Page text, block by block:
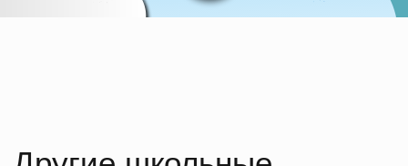
времени. Школьная поездка здесь будет
интересной и познавательной, благодаря